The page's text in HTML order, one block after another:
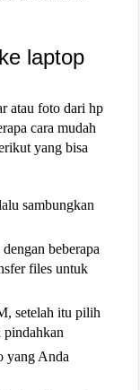
laptop
atau foto dari hp
cara mudah
yang bisa
sambungkan
beberapa
files untuk
setelah itu pilih
pindahkan
yang Anda